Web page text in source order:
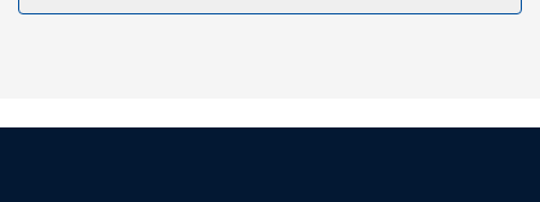
internetadgang og automat.